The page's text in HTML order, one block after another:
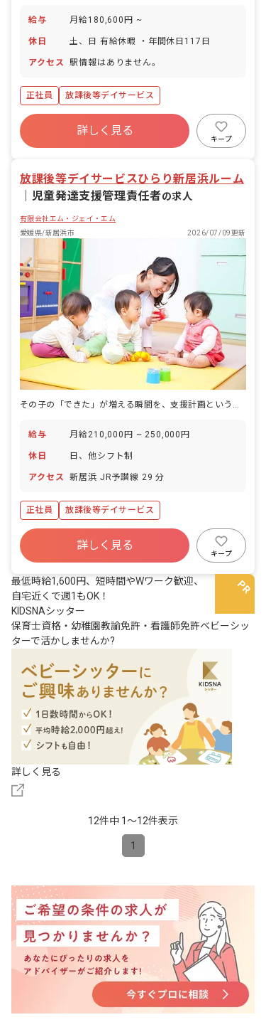
給与 月給180,600円 ~
休日 土、日 有給休暇 ・年間休日117日
アクセス 駅情報はありません。
正社員 放課後等デイサービス
詳しく見る
キープ
放課後等デイサービスひらり新居浜ルーム
児童発達支援管理責任者の求人
有限会社エム・ジェイ・エム
愛媛県/新居浜市
2026/07/09更新
その子の「できた」が増える瞬間を、支援計画という形で積み重ねる仕事。
給与 月給210,000円 ~ 250,000円
休日 日、他シフト制
アクセス 新居浜 JR予讃線 29 分
正社員 放課後等デイサービス
詳しく見る
キープ
最低時給1,600円、短時間やWワーク歓迎、
自宅近くで週1もOK！
KIDSNAシッター
保育士資格・幼稚園教諭免許・看護師免許ベビーシッ
ターで活かしませんか?
詳しく見る
12件中 1〜12件表示
1